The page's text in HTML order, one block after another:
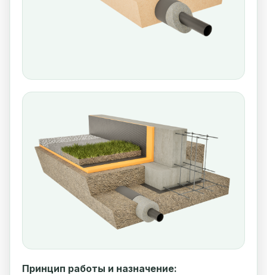
Принцип работы и назначение: